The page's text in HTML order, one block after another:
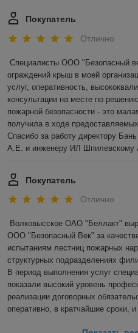
Покупатель
Отлично
Специалисты ООО "Безопасный
ограждений крыш в моей
услуг, оперативность,
консультации на месте по
пожарной безопасности - это
получила в ходе предоставляемых
Спасибо за работу директору
А.Е. и инженеру ИЛ Шпилевскому
Покупатель
Отлично
Волковысское ОАО "Беллакт"
ООО "Безопасный Век" за
испытаниям лестниц пожарных
структурных подразделениях
В период выполнения услуг
показали высокий уровень
реализации договорных
оперативно, в кратчайшие сроки,